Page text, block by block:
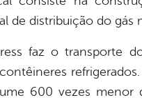
de distribuição do gás
faz o transporte
600 vezes menor